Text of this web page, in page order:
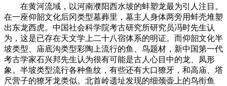
在黄河流域，以河南濮阳西水坡的蚌塑龙最为引人注目。
在一座仰韶文化后冈类型墓葬里，墓主人身体两旁用蚌壳堆塑
出东龙西虎。中国社会科学院考古研究所研究员冯时先生认
为，这是已存在天文学上二十八宿体系的明证。而仰韶文化半
坡类型、庙底沟类型彩陶上流行的鱼、鸟题材，新中国第一代
考古学家石兴邦先生认为很有可能是古人心目中的龙、凤形
象。半坡类型流行各种鱼纹，有些还有大口獠牙，和高庙、塔
尺营子的獠牙龙类似。北首岭遗址发现的细颈壶上的鸟衔鱼